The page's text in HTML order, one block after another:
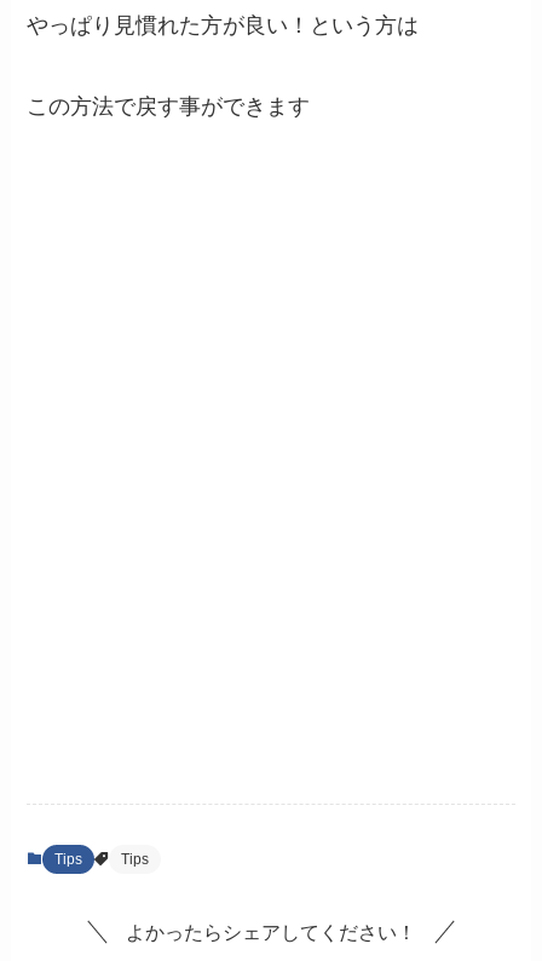
やっぱり見慣れた方が良い！という方は
この方法で戻す事ができます
Tips Tips
よかったらシェアしてください！